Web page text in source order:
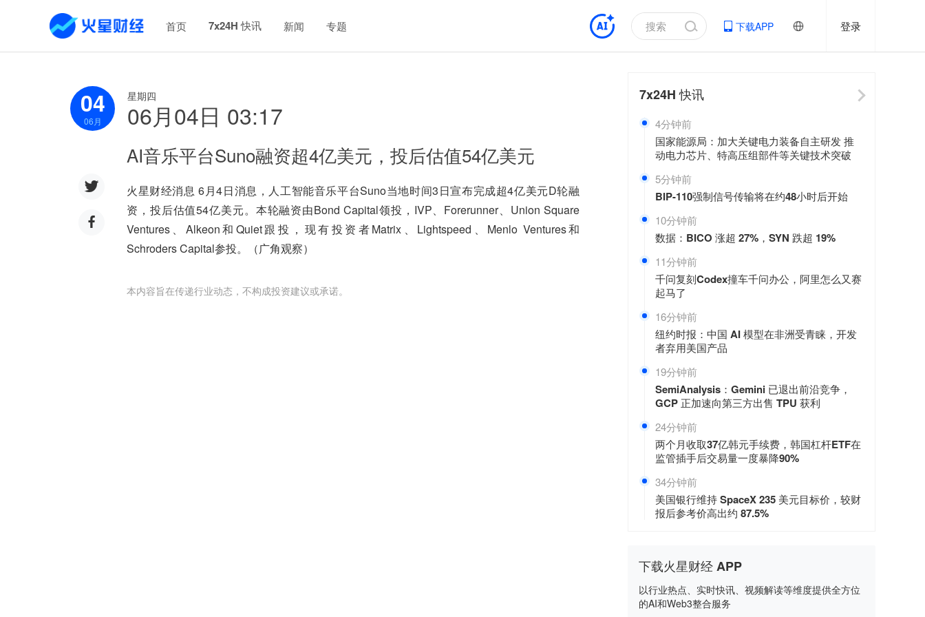
首页 7x24H 快讯 新闻 专题 下载APP 登录
04
06月
星期四
06月04日 03:17
AI音乐平台Suno融资超4亿美元，投后估值54亿美元
火星财经消息 6月4日消息，人工智能音乐平台Suno当地时间3日宣布完成超4亿美元D轮融
资，投后估值54亿美元。本轮融资由Bond Capital领投，IVP、Forerunner、Union Square
Ventures、Alkeon和Quiet跟投，现有投资者Matrix、Lightspeed、Menlo Ventures和
Schroders Capital参投。（广角观察）
本内容旨在传递行业动态，不构成投资建议或承诺。
7x24H快讯
4分钟前
国家能源局：加大关键电力装备自主研发 推
动电力芯片、特高压组部件等关键技术突破
5分钟前
BIP-110强制信号传输将在约48小时后开始
10分钟前
数据：BICO 涨超 27%，SYN 跌超 19%
11分钟前
千问复刻Codex撞车千问办公，阿里怎么又赛
起马了
16分钟前
纽约时报：中国 AI 模型在非洲受青睐，开发
者弃用美国产品
19分钟前
SemiAnalysis：Gemini 已退出前沿竞争，
GCP 正加速向第三方出售 TPU 获利
24分钟前
两个月收取37亿韩元手续费，韩国杠杆ETF在
监管插手后交易量一度暴降90%
34分钟前
美国银行维持 SpaceX 235 美元目标价，较财
报后参考价高出约 87.5%
下载火星财经 APP
以行业热点、实时快讯、视频解读等维度提供全方位
的AI和Web3整合服务